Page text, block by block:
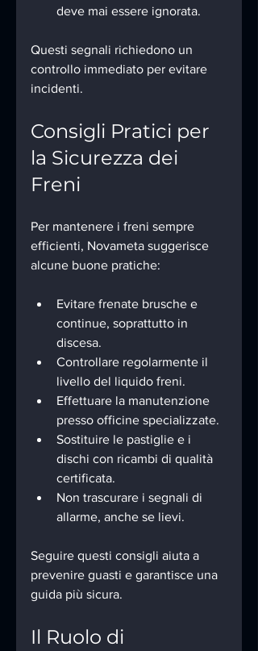
deve mai essere ignorata.
Questi segnali richiedono un
controllo immediato per evitare
incidenti.
Consigli Pratici per
la Sicurezza dei
Freni
Per mantenere i freni sempre
efficienti, Novameta suggerisce
alcune buone pratiche:
Evitare frenate brusche e
continue, soprattutto in
discesa.
Controllare regolarmente il
livello del liquido freni.
Effettuare la manutenzione
presso officine specializzate.
Sostituire le pastiglie e i
dischi con ricambi di qualità
certificata.
Non trascurare i segnali di
allarme, anche se lievi.
Seguire questi consigli aiuta a
prevenire guasti e garantisce una
guida più sicura.
Il Ruolo di